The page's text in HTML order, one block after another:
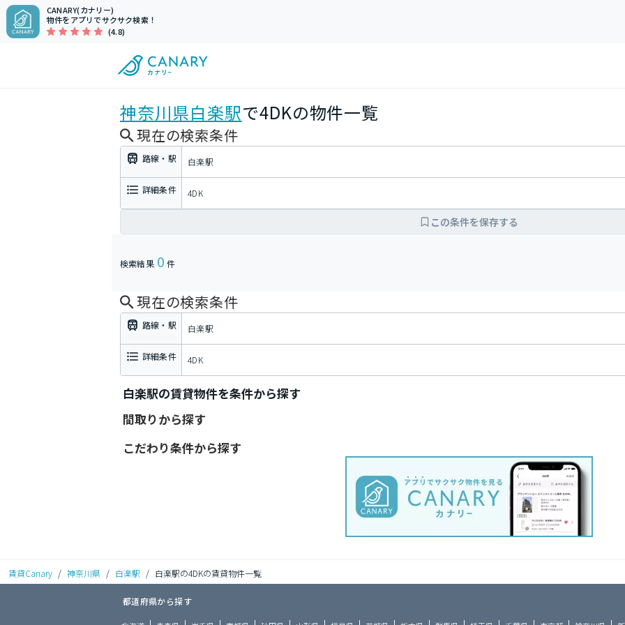
CANARY(カナリー)
物件をアプリでサクサク検索！
(4.8)
神奈川県白楽駅で4DKの物件一覧
現在の検索条件
路線・駅 白楽駅
詳細条件 4DK
この条件を保存する
検索結果 0 件
現在の検索条件
路線・駅 白楽駅
詳細条件 4DK
白楽駅の賃貸物件を条件から探す
間取りから探す
こだわり条件から探す
賃貸Canary / 神奈川県 / 白楽駅 / 白楽駅の4DKの賃貸物件一覧
都道府県から探す